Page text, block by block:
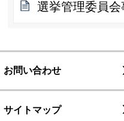
選挙管理委員会
お問い合わせ
サイトマップ